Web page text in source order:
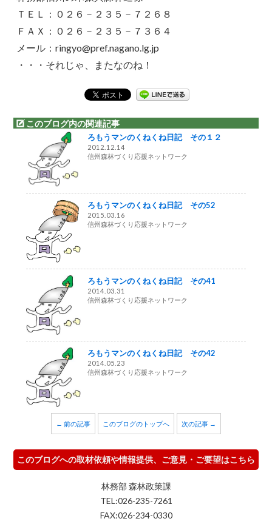
ＴＥＬ：０２６－２３５－７２６８
ＦＡＸ：０２６－２３５－７３６４
メール：ringyo@pref.nagano.lg.jp
・・・それじゃ、またなのね！
このブログ内の関連記事
ろもうマンのくねくね日記 その１２
2012.12.14
信州森林づくり応援ネットワーク
ろもうマンのくねくね日記 その52
2015.03.16
信州森林づくり応援ネットワーク
ろもうマンのくねくね日記 その41
2014.03.31
信州森林づくり応援ネットワーク
ろもうマンのくねくね日記 その42
2014.05.23
信州森林づくり応援ネットワーク
← 前の記事 このブログのトップへ 次の記事 →
このブログへの取材依頼や情報提供、ご意見・ご要望はこちら
林務部 森林政策課
TEL:026-235-7261
FAX:026-234-0330